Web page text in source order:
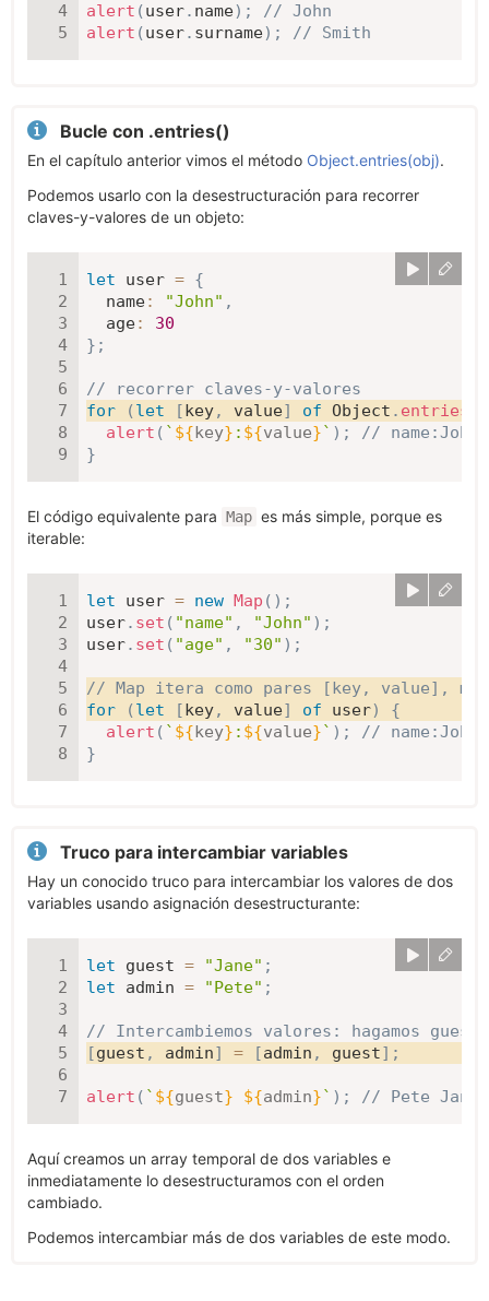
alert (user. name) ;
// John
alert (user. surname) ; // Smith
Bucle con .entries()
En el capítulo anterior vimos el método Object.entries(obj).
Podemos usarlo con la desestructuración para recorrer
claves-y-valores de un objeto:
let user = {
name: "John" ,
age:
30
} ;
// recorrer claves-y-valores
for
(let [key, value] of Object . entries
alert ( ` ${key} : ${value}` ) ;
//
}
El código equivalente para Map es más simple, porque es
iterable:
let user = new Map ( ) ;
user. set ( "name" , "John" ) ;
user. set ( "age" , "30" ) ;
// Map itera como pares [key, value],
for
(let [key, value] of user)
{
alert ( ` ${key} : ${value}` ) ;
//
}
Truco para intercambiar variables
Hay un conocido truco para intercambiar los valores de dos
variables usando asignación desestructurante:
let guest = "Jane" ;
let admin = "Pete" ;
// Intercambiemos valores: hagamos
[guest , admin] = [admin , guest] ;
alert ( ` ${guest} ${admin}` ) ; // Pete Jane
Aquí creamos un array temporal de dos variables e
inmediatamente lo desestructuramos con el orden
cambiado.
Podemos intercambiar más de dos variables de este modo.